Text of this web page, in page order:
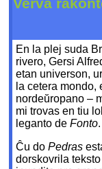
Verva
En la plej suda
rivero, Gersi
etan universon,
la cetera
nordeŭropano –
mi trovas en tiu
leganto deFonto.
Ĉu doPedras
dorskovrila